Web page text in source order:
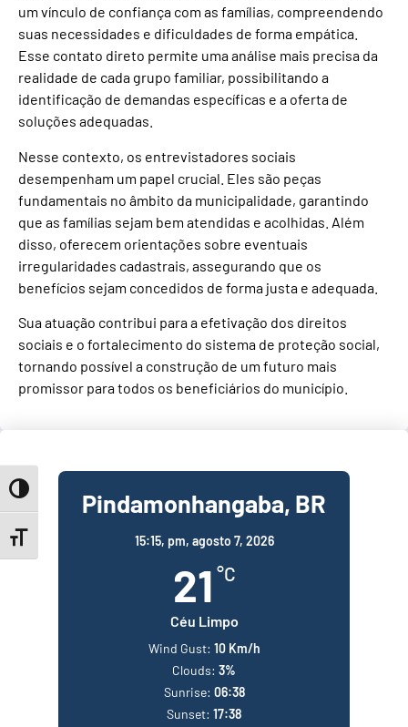
Toggle High Contrast
Toggle Font size
um vínculo de confiança com as famílias, compreendendo
suas necessidades e dificuldades de forma empática.
Esse contato direto permite uma análise mais precisa da
realidade de cada grupo familiar, possibilitando a
identificação de demandas específicas e a oferta de
soluções adequadas.
Nesse contexto, os entrevistadores sociais
desempenham um papel crucial. Eles são peças
fundamentais no âmbito da municipalidade, garantindo
que as famílias sejam bem atendidas e acolhidas. Além
disso, oferecem orientações sobre eventuais
irregularidades cadastrais, assegurando que os
benefícios sejam concedidos de forma justa e adequada.
Sua atuação contribui para a efetivação dos direitos
sociais e o fortalecimento do sistema de proteção social,
tornando possível a construção de um futuro mais
promissor para todos os beneficiários do município.
Pindamonhangaba, BR
15:15, pm, agosto 7, 2026
21 °C
Céu Limpo
Wind Gust: 10 Km/h
Clouds: 3%
Sunrise: 06:38
Sunset: 17:38